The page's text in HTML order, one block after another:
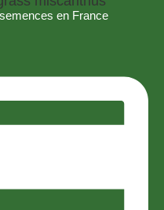
en France